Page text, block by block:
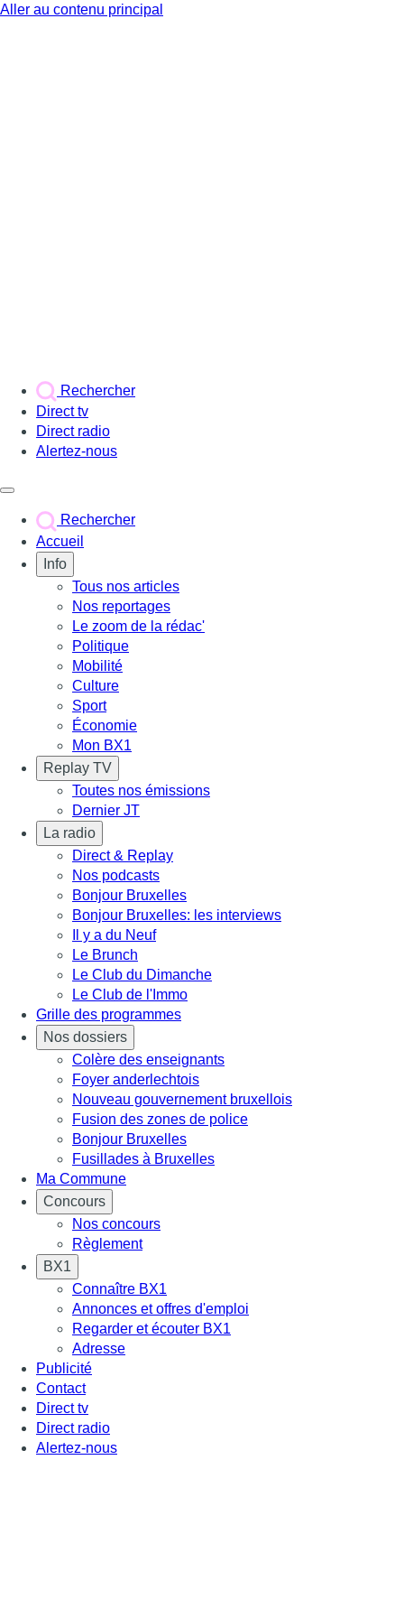
Aller au contenu principal
Rechercher
Direct tv
Direct radio
Alertez-nous
Rechercher
Accueil
Info
Tous nos articles
Nos reportages
Le zoom de la rédac'
Politique
Mobilité
Culture
Sport
Économie
Mon BX1
Replay TV
Toutes nos émissions
Dernier JT
La radio
Direct & Replay
Nos podcasts
Bonjour Bruxelles
Bonjour Bruxelles: les interviews
Il y a du Neuf
Le Brunch
Le Club du Dimanche
Le Club de l'Immo
Grille des programmes
Nos dossiers
Colère des enseignants
Foyer anderlechtois
Nouveau gouvernement bruxellois
Fusion des zones de police
Bonjour Bruxelles
Fusillades à Bruxelles
Ma Commune
Concours
Nos concours
Règlement
BX1
Connaître BX1
Annonces et offres d'emploi
Regarder et écouter BX1
Adresse
Publicité
Contact
Direct tv
Direct radio
Alertez-nous